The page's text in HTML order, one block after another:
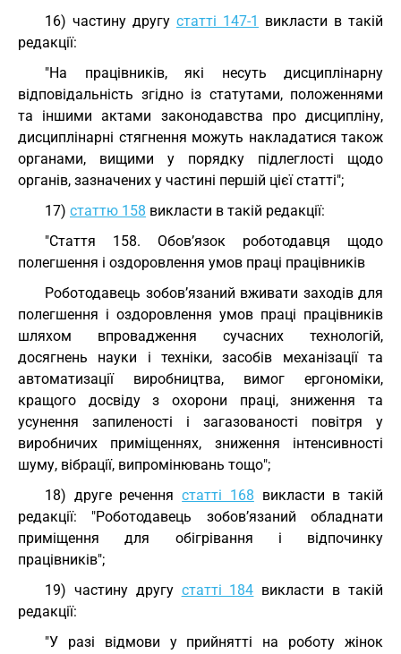
16) частину другу статті 147-1 викласти в такій
редакції:
"На працівників, які несуть дисциплінарну
відповідальність згідно із статутами, положеннями
та іншими актами законодавства про дисципліну,
дисциплінарні стягнення можуть накладатися також
органами, вищими у порядку підлеглості щодо
органів, зазначених у частині першій цієї статті";
17) статтю 158 викласти в такій редакції:
"Стаття 158. Обов’язок роботодавця щодо
полегшення і оздоровлення умов праці працівників
Роботодавець зобов’язаний вживати заходів для
полегшення і оздоровлення умов праці працівників
шляхом впровадження сучасних технологій,
досягнень науки і техніки, засобів механізації та
автоматизації виробництва, вимог ергономіки,
кращого досвіду з охорони праці, зниження та
усунення запиленості і загазованості повітря у
виробничих приміщеннях, зниження інтенсивності
шуму, вібрації, випромінювань тощо";
18) друге реченнястатті 168 викласти в такій
редакції: "Роботодавець зобов’язаний обладнати
приміщення для обігрівання і відпочинку
працівників";
19) частину другу статті 184 викласти в такій
редакції:
"У разі відмови у прийнятті на роботу жінок